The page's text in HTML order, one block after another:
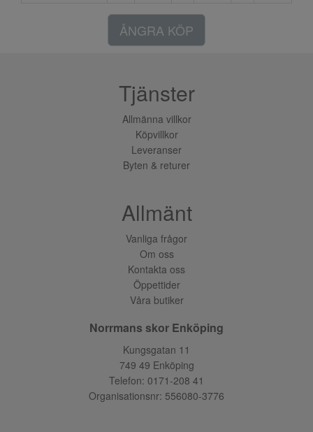
ÅNGRA KÖP
Tjänster
Allmänna villkor
Köpvillkor
Leveranser
Byten & returer
Allmänt
Vanliga frågor
Om oss
Kontakta oss
Öppettider
Våra butiker
Norrmans skor Enköping
Kungsgatan 11
749 49 Enköping
Telefon: 0171-208 41
Organisationsnr: 556080-3776